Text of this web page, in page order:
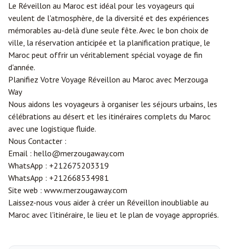
Le Réveillon au Maroc est idéal pour les voyageurs qui
veulent de l'atmosphère, de la diversité et des expériences
mémorables au-delà d'une seule fête. Avec le bon choix de
ville, la réservation anticipée et la planification pratique, le
Maroc peut offrir un véritablement spécial voyage de fin
d'année.
Planifiez Votre Voyage Réveillon au Maroc avec Merzouga
Way
Nous aidons les voyageurs à organiser les séjours urbains, les
célébrations au désert et les itinéraires complets du Maroc
avec une logistique fluide.
Nous Contacter :
Email : hello@merzougaway.com
WhatsApp : +212675203319
WhatsApp : +212668534981
Site web : www.merzougaway.com
Laissez-nous vous aider à créer un Réveillon inoubliable au
Maroc avec l'itinéraire, le lieu et le plan de voyage appropriés.